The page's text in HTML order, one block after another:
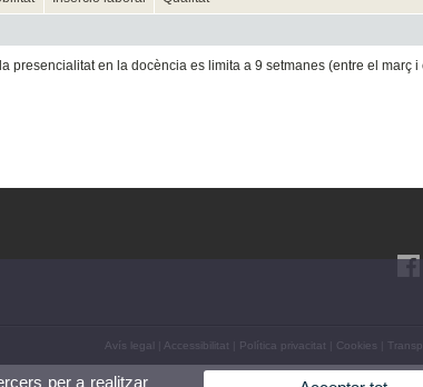
presencialitat en la docència es limita a 9 setmanes (entre el març i
Avís legal Accessibilitat Política privacitat Cookies
per a realitzar